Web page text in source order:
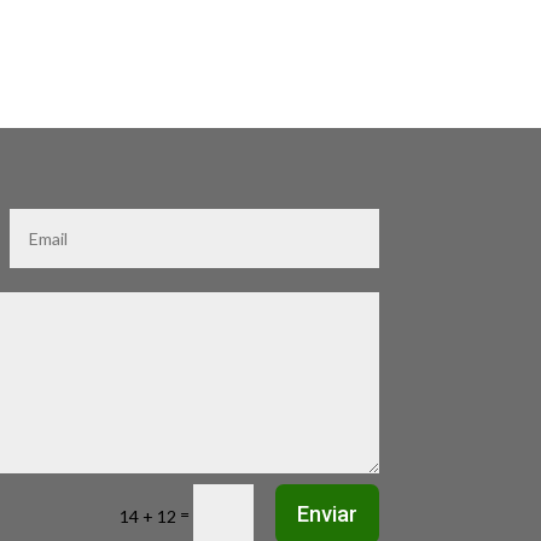
14 + 12 = Enviar